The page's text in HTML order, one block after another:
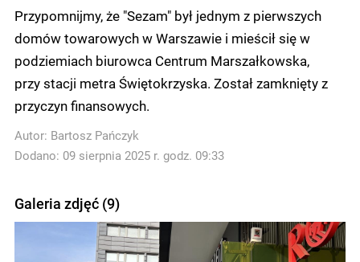
Przypomnijmy, że "Sezam" był jednym z pierwszych
domów towarowych w Warszawie i mieścił się w
podziemiach biurowca Centrum Marszałkowska,
przy stacji metra Świętokrzyska. Został zamknięty z
przyczyn finansowych.
Autor: Bartosz Pańczyk
Dodano: 09 sierpnia 2025 r. godz. 09:33
Galeria zdjęć (9)